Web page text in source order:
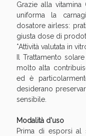
Grazie alla
uniforma la
dosatore airless:
giusta dose di
*Attività valutata in
Il Trattamento
molto alta
ed è
desiderano
sensibile.
Modalità d'uso
Prima di esporsi al
Vie Urinarie e